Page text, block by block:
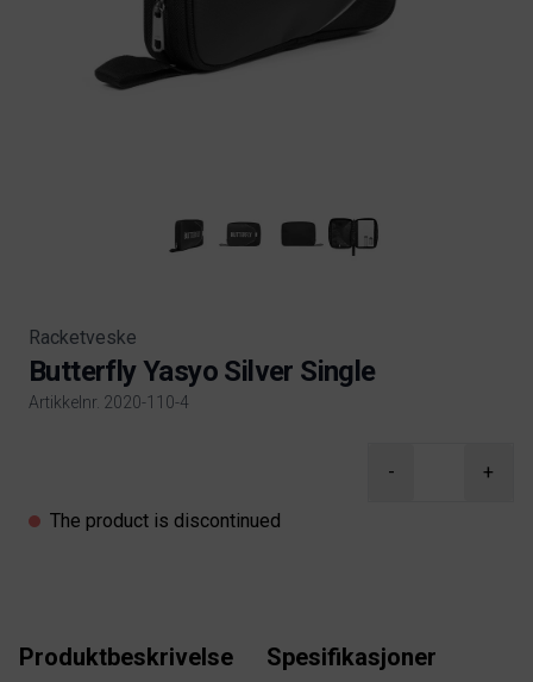
Racketveske
Butterfly Yasyo Silver Single
Artikkelnr. 2020-110-4
- +
The product is discontinued
Produktbeskrivelse Spesifikasjoner